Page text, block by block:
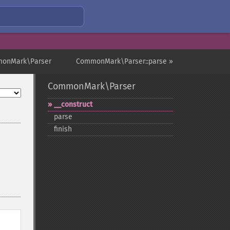
CommonMark\Parser::parse »
CommonMark\Parser
_​_​construct
parse
finish